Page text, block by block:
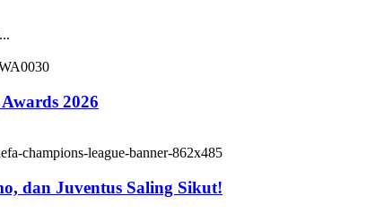
2026
dan Juventus Saling Sikut!